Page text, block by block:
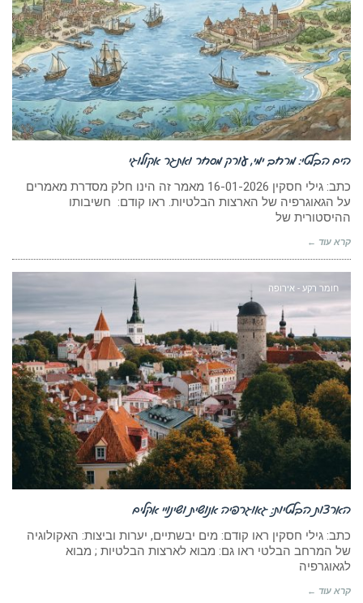
הים הבלטי: מרחב ימי, עורק מסחר ואתגר אקולוגי
כתב: גילי חסקין 16-01-2026 מאמר זה הינו חלק מסדרת מאמרים
על הגאוגרפיה של הארצות הבלטיות. ראו קודם: חשיבותו
ההיסטורית של
קרא עוד ←
חומר רקע - אירופה
הארצות הבלטיות: גאוגרפיה אנושית ושינויי אקלים
כתב: גילי חסקין ראו קודם: מים יבשתיים, יערות וביצות: האקולוגיה
של המרחב הבלטי ראו גם: מבוא לארצות הבלטיות ; מבוא
לגאוגרפיה
קרא עוד ←